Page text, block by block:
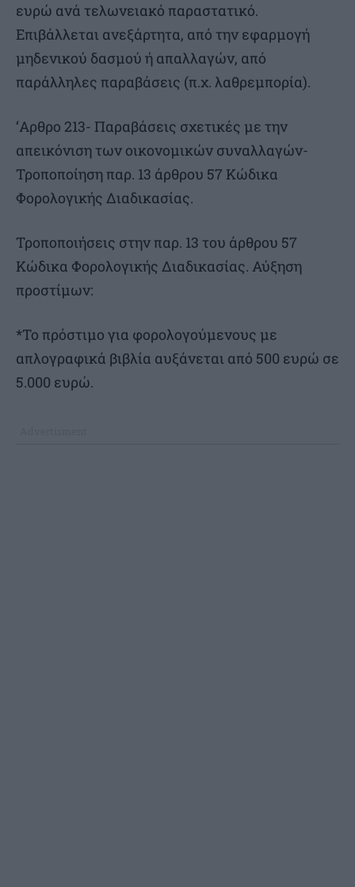
ευρώ ανά τελωνειακό παραστατικό.
Επιβάλλεται ανεξάρτητα, από την εφαρμογή
μηδενικού δασμού ή απαλλαγών, από
παράλληλες παραβάσεις (π.χ. λαθρεμπορία).
‘Αρθρο 213- Παραβάσεις σχετικές με την
απεικόνιση των οικονομικών συναλλαγών-
Τροποποίηση παρ. 13 άρθρου 57 Κώδικα
Φορολογικής Διαδικασίας.
Τροποποιήσεις στην παρ. 13 του άρθρου 57
Κώδικα Φορολογικής Διαδικασίας. Αύξηση
προστίμων:
*Το πρόστιμο για φορολογούμενους με
απλογραφικά βιβλία αυξάνεται από 500 ευρώ σε
5.000 ευρώ.